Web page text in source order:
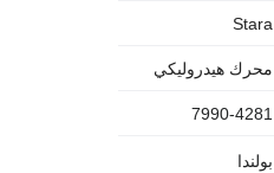
Stara
محرك هيدروليكي
7990-4281
بولندا